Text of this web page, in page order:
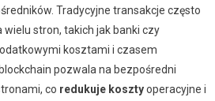
Tradycyjne transakcje często
stron, takich jak banki czy
kosztami i czasem
pozwala na bezpośredni
co redukuje kosztyoperacyjne i